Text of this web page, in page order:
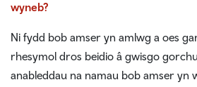
wyneb?
Ni fydd bob amser yn amlwg a oes
rhesymol dros beidio â gwisgo
anableddau na namau bob amser yn